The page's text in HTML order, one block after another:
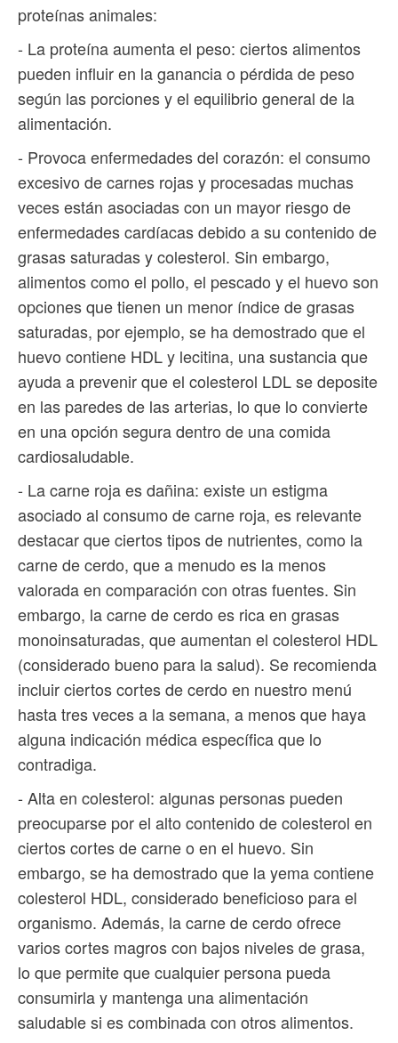
proteínas animales:
- La proteína aumenta el peso: ciertos alimentos
pueden influir en la ganancia o pérdida de peso
según las porciones y el equilibrio general de la
alimentación.
- Provoca enfermedades del corazón: el consumo
excesivo de carnes rojas y procesadas muchas
veces están asociadas con un mayor riesgo de
enfermedades cardíacas debido a su contenido de
grasas saturadas y colesterol. Sin embargo,
alimentos como el pollo, el pescado y el huevo son
opciones que tienen un menor índice de grasas
saturadas, por ejemplo, se ha demostrado que el
huevo contiene HDL y lecitina, una sustancia que
ayuda a prevenir que el colesterol LDL se deposite
en las paredes de las arterias, lo que lo convierte
en una opción segura dentro de una comida
cardiosaludable.
- La carne roja es dañina: existe un estigma
asociado al consumo de carne roja, es relevante
destacar que ciertos tipos de nutrientes, como la
carne de cerdo, que a menudo es la menos
valorada en comparación con otras fuentes. Sin
embargo, la carne de cerdo es rica en grasas
monoinsaturadas, que aumentan el colesterol HDL
(considerado bueno para la salud). Se recomienda
incluir ciertos cortes de cerdo en nuestro menú
hasta tres veces a la semana, a menos que haya
alguna indicación médica específica que lo
contradiga.
- Alta en colesterol: algunas personas pueden
preocuparse por el alto contenido de colesterol en
ciertos cortes de carne o en el huevo. Sin
embargo, se ha demostrado que la yema contiene
colesterol HDL, considerado beneficioso para el
organismo. Además, la carne de cerdo ofrece
varios cortes magros con bajos niveles de grasa,
lo que permite que cualquier persona pueda
consumirla y mantenga una alimentación
saludable si es combinada con otros alimentos.